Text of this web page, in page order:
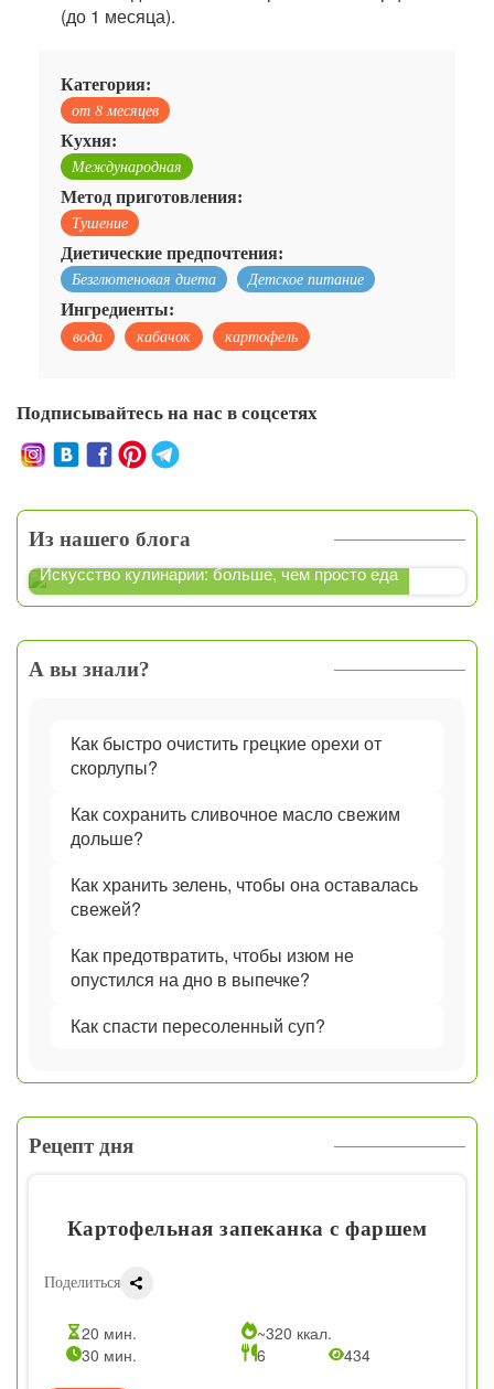
(до 1 месяца).
Категория:
от 8 месяцев
Кухня:
Международная
Метод приготовления:
Тушение
Диетические предпочтения:
Безглютеновая диета Детское питание
Ингредиенты:
вода кабачок картофель
Подписывайтесь на нас в соцсетях
Из нашего блога
Искусство кулинарии: больше, чем просто еда
А вы знали?
Как быстро очистить грецкие орехи от
скорлупы?
Как сохранить сливочное масло свежим
дольше?
Как хранить зелень, чтобы она оставалась
свежей?
Как предотвратить, чтобы изюм не
опустился на дно в выпечке?
Как спасти пересоленный суп?
Рецепт дня
Картофельная запеканка с фаршем
Поделиться
20 мин.
~320 ккал.
30 мин.
6 434